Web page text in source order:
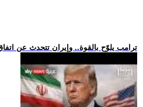
.. ترامب يلوّح بالقوة.. وإيران تتحدث عن